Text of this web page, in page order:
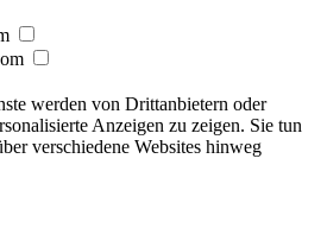
werden von Drittanbietern oder
Anzeigen zu zeigen. Sie tun
verschiedene Websites hinweg